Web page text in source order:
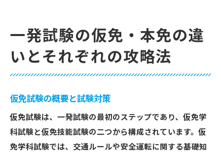
一発試験の仮免・本免の違
いとそれぞれの攻略法
仮免試験の概要と試験対策
仮免試験は、一発試験の最初のステップであり、仮免学
科試験と仮免技能試験の二つから構成されています。仮
免学科試験では、交通ルールや安全運転に関する基礎知